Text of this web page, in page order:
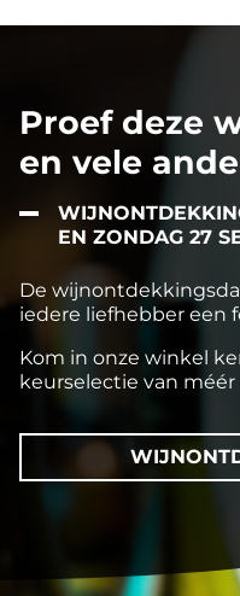
Proef deze
en vele
EN ZONDAG 27
De
iedere liefhebber een
Kom in onze winkel
keurselectie van